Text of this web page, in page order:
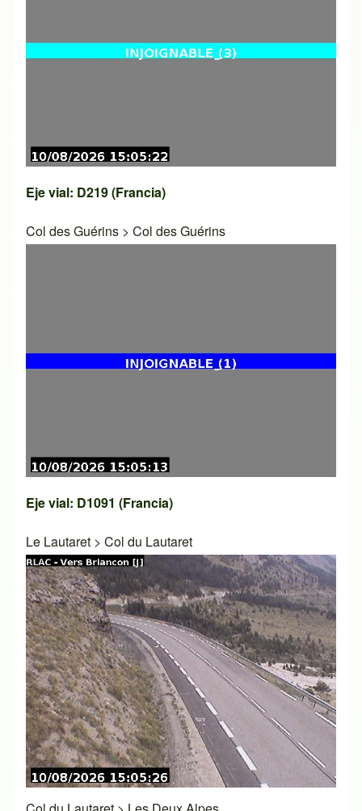
Eje vial: D219 (Francia)
Col des Guérins > Col des Guérins
Eje vial: D1091 (Francia)
Le Lautaret > Col du Lautaret